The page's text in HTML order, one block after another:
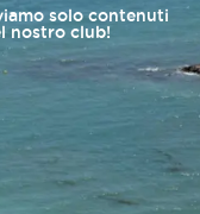
solo contenuti
nostro club!